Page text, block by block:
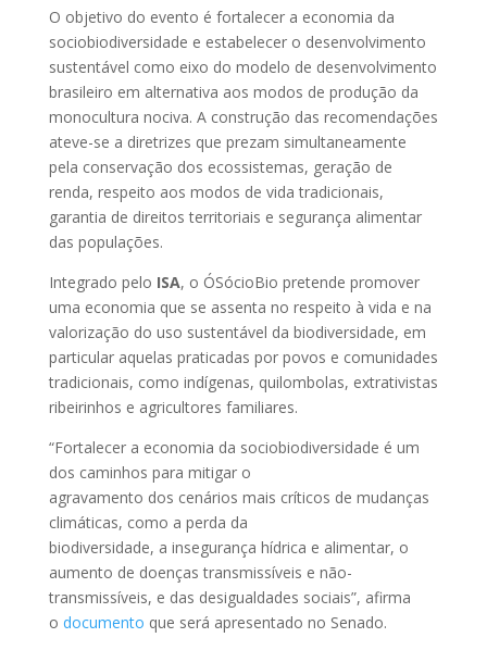
O objetivo do evento é fortalecer a economia da
sociobiodiversidade e estabelecer o desenvolvimento
sustentável como eixo do modelo de desenvolvimento
brasileiro em alternativa aos modos de produção da
monocultura nociva. A construção das recomendações
ateve-se a diretrizes que prezam simultaneamente
pela conservação dos ecossistemas, geração de
renda, respeito aos modos de vida tradicionais,
garantia de direitos territoriais e segurança alimentar
das populações.
Integrado pelo ISA, o ÓSócioBio pretende promover
uma economia que se assenta no respeito à vida e na
valorização do uso sustentável da biodiversidade, em
particular aquelas praticadas por povos e comunidades
tradicionais, como indígenas, quilombolas, extrativistas
ribeirinhos e agricultores familiares.
“Fortalecer a economia da sociobiodiversidade é um
dos caminhos para mitigar o
agravamento dos cenários mais críticos de mudanças
climáticas, como a perda da
biodiversidade, a insegurança hídrica e alimentar, o
aumento de doenças transmissíveis e não-
transmissíveis, e das desigualdades sociais”, afirma
o documento que será apresentado no Senado.